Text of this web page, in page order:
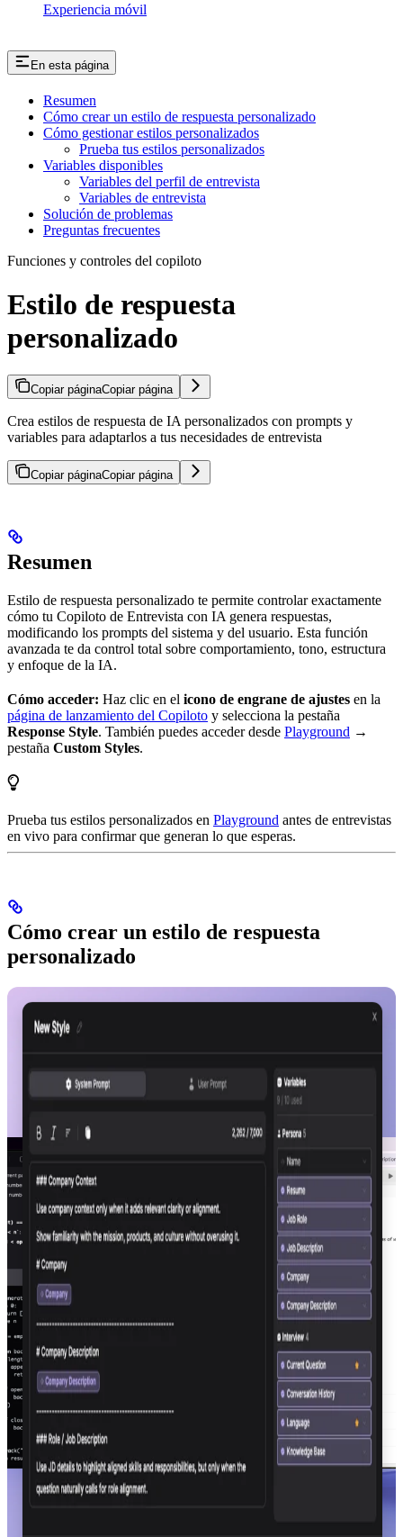
Experiencia móvil
En esta página
Resumen
Cómo crear un estilo de respuesta personalizado
Cómo gestionar estilos personalizados
Prueba tus estilos personalizados
Variables disponibles
Variables del perfil de entrevista
Variables de entrevista
Solución de problemas
Preguntas frecuentes
Funciones y controles del copiloto
Estilo de respuesta
personalizado
Copiar páginaCopiar página
Crea estilos de respuesta de IA personalizados con prompts y
variables para adaptarlos a tus necesidades de entrevista
Copiar páginaCopiar página
Resumen
Estilo de respuesta personalizado te permite controlar exactamente
cómo tu Copiloto de Entrevista con IA genera respuestas,
modificando los prompts del sistema y del usuario. Esta función
avanzada te da control total sobre comportamiento, tono, estructura
y enfoque de la IA.
Cómo acceder: Haz clic en el icono de engrane de ajustes en la
página de lanzamiento del Copiloto y selecciona la pestaña
Response Style. También puedes acceder desde Playground →
pestaña Custom Styles.
Prueba tus estilos personalizados en Playground antes de entrevistas
en vivo para confirmar que generan lo que esperas.
Cómo crear un estilo de respuesta
personalizado